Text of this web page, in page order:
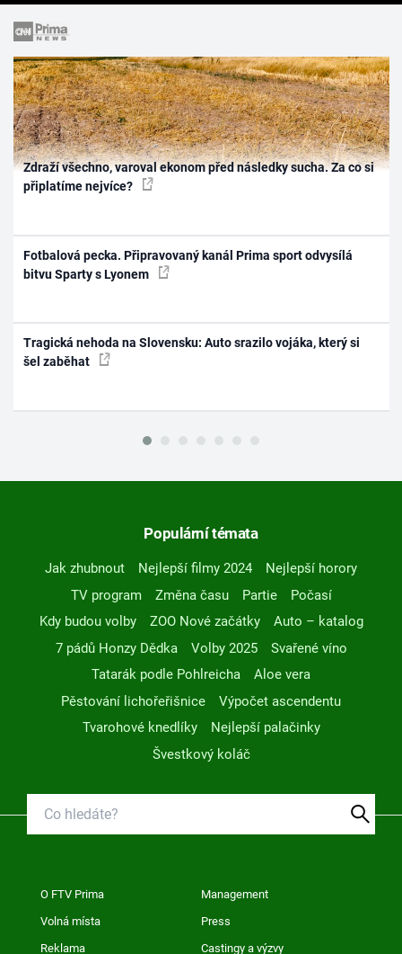
Zdraží všechno, varoval ekonom před následky sucha. Za co si
připlatíme nejvíce?
Fotbalová pecka. Připravovaný kanál Prima sport odvysílá
bitvu Sparty s Lyonem
Tragická nehoda na Slovensku: Auto srazilo vojáka, který si
šel zaběhat
Populární témata
Jak zhubnout Nejlepší filmy 2024
Nejlepší horory
TV program
Změna času Partie
Počasí
Kdy budou volby
ZOO Nové začátky
Auto – katalog
7 pádů Honzy Dědka
Volby 2025
Svařené víno
Tatarák podle Pohlreicha
Aloe vera
Pěstování lichořeřišnice
Výpočet ascendentu
Tvarohové knedlíky
Nejlepší palačinky
Švestkový koláč
O FTV Prima Management
Volná místa Press
Reklama Castingy a výzvy